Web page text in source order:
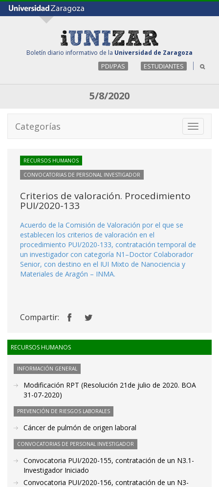
Boletín diario informativo de la Universidad de Zaragoza
PDI/PAS ESTUDIANTES
5/8/2020
Toggle
Categorías
RECURSOS HUMANOS
CONVOCATORIAS DE PERSONAL INVESTIGADOR
Criterios de valoración. Procedimiento
PUI/2020-133
Acuerdo de la Comisión de Valoración por el que se
establecen los criterios de valoración en el
procedimiento PUI/2020-133, contratación temporal de
un investigador con categoría N1–Doctor Colaborador
Senior, con destino en el IUI Mixto de Nanociencia y
Materiales de Aragón – INMA.
Compartir:
RECURSOS HUMANOS
INFORMACIÓN GENERAL
Modificación RPT (Resolución 21de julio de 2020. BOA
31-07-2020)
PREVENCIÓN DE RIESGOS LABORALES
Cáncer de pulmón de origen laboral
CONVOCATORIAS DE PERSONAL INVESTIGADOR
Convocatoria PUI/2020-155, contratación de un N3.1-
Investigador Iniciado
Convocatoria PUI/2020-156, contratación de un N3-